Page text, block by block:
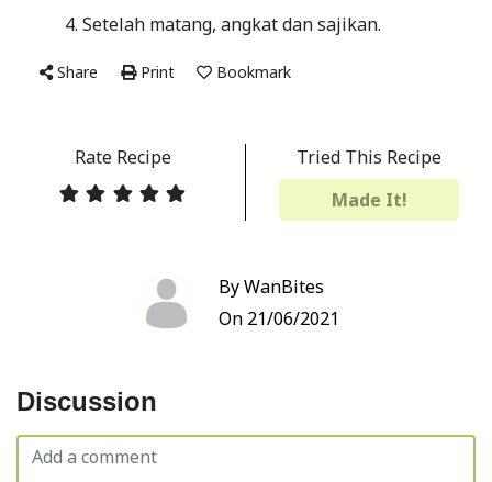
Setelah matang, angkat dan sajikan.
Share Print Bookmark
Rate Recipe
Tried This Recipe
Made It!
By WanBites
On 21/06/2021
Discussion